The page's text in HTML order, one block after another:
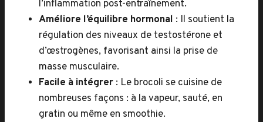
l’inflammation post-entraînement.
Améliore l’équilibre hormonal : Il soutient la
régulation des niveaux de testostérone et
d’œstrogènes, favorisant ainsi la prise de
masse musculaire.
Facile à intégrer : Le brocoli se cuisine de
nombreuses façons : à la vapeur, sauté, en
gratin ou même en smoothie.